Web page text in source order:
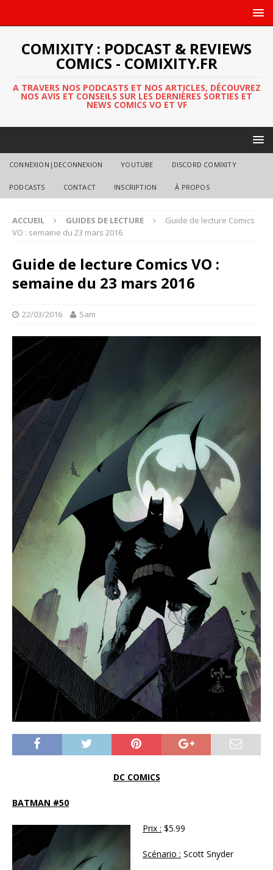
COMIXITY : PODCAST & REVIEWS
COMICS - COMIXITY.FR
A TRAVERS NOS PODCASTS ET NOS ARTICLES, DÉCOUVREZ
NOS AVIS ET CONSEILS SUR LES DERNIÈRES SORTIES ET
NEWS COMICS VO ET VF
CONNEXION|DECONNEXION YOUTUBE DISCORD COMIXITY
PODCASTS CONTACT INSCRIPTION À PROPOS
ACCUEIL GUIDES DE LECTURE
Guide de lecture Comics
VO : semaine du 23 mars 2016
Guide de lecture Comics VO :
semaine du 23 mars 2016
22/03/2016 Sam
DC COMICS
BATMAN #50
Prix : $5.99
Scénario : Scott Snyder